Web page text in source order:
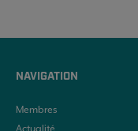
NAVIGATION
Membres
Actualité